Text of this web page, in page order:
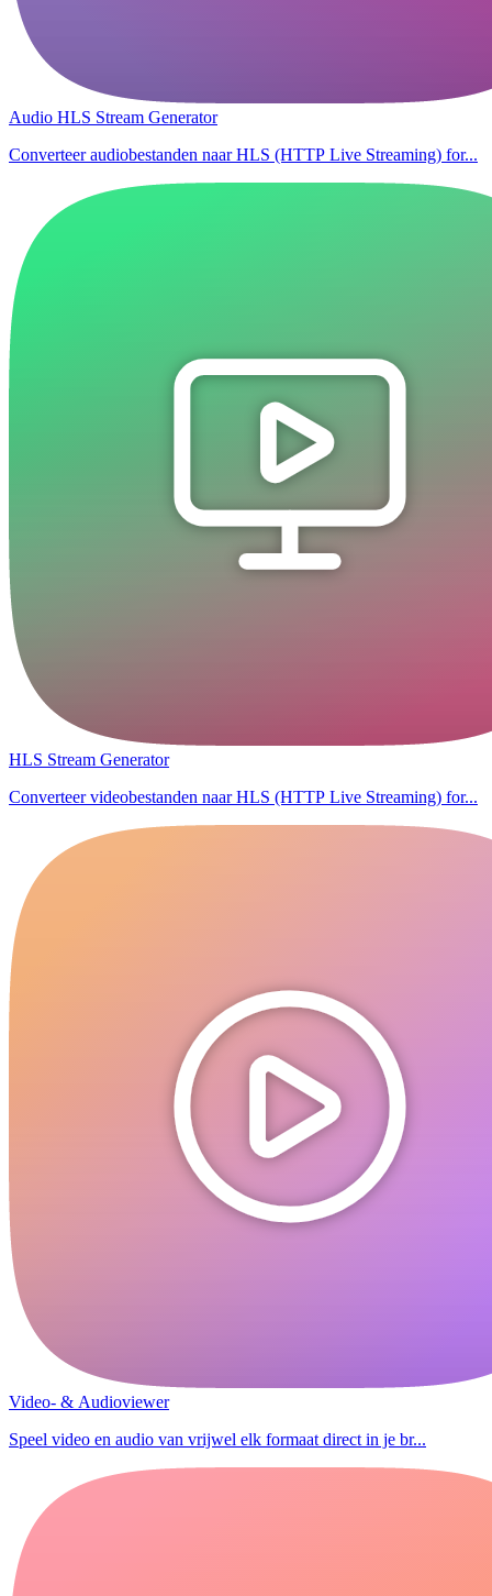
Audio HLS Stream Generator
Converteer audiobestanden naar HLS (HTTP Live Streaming) for...
HLS Stream Generator
Converteer videobestanden naar HLS (HTTP Live Streaming) for...
Video- & Audioviewer
Speel video en audio van vrijwel elk formaat direct in je br...